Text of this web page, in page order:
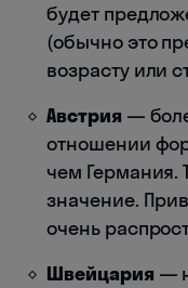
будет
(обычно это
возрасту или
Австрия —
отношении
чем Германия.
значение.
очень
Швейцария —